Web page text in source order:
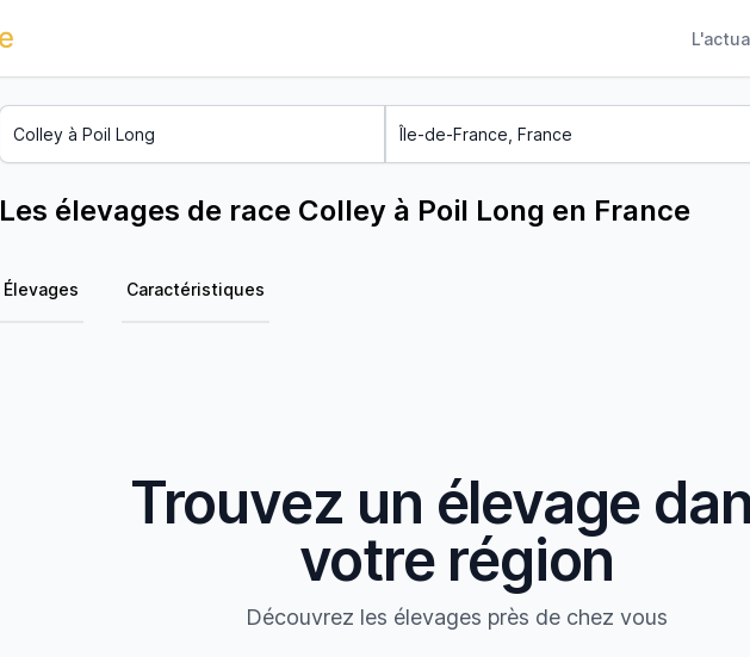
Les élevages de race Colley à Poil Long en France
Élevages Caractéristiques
Trouvez un élevage
votre région
Découvrez les élevages près de chez vous